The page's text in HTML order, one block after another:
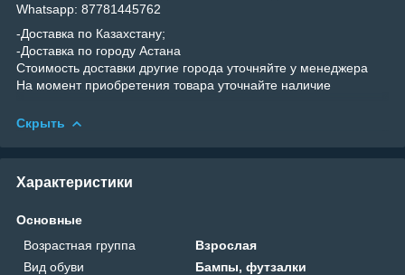
Whatsapp: 87781445762
-Доставка по Казахстану;
-Доставка по городу Астана
Стоимость доставки другие города уточняйте у менеджера
На момент приобретения товара уточнайте наличие
Скрыть
Характеристики
Основные
Возрастная группа
Взрослая
Вид обуви
Бампы, футзалки